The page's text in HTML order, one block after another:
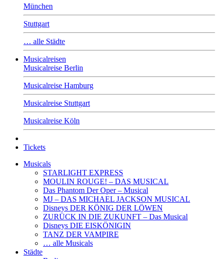
München
Stuttgart
… alle Städte
Musicalreisen
Musicalreise Berlin
Musicalreise Hamburg
Musicalreise Stuttgart
Musicalreise Köln
Tickets
Musicals
STARLIGHT EXPRESS
MOULIN ROUGE! – DAS MUSICAL
Das Phantom Der Oper – Musical
MJ – DAS MICHAEL JACKSON MUSICAL
Disneys DER KÖNIG DER LÖWEN
ZURÜCK IN DIE ZUKUNFT – Das Musical
Disneys DIE EISKÖNIGIN
TANZ DER VAMPIRE
… alle Musicals
Städte